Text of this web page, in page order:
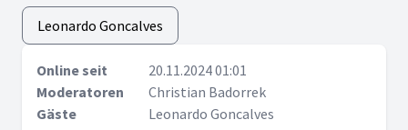
Leonardo Goncalves
Online seit
20.11.2024 01:01
Moderatoren
Christian Badorrek
Gäste
Leonardo Goncalves